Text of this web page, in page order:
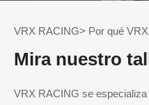
VRX RACING> Por qué
Mira nuestro
VRX RACING se